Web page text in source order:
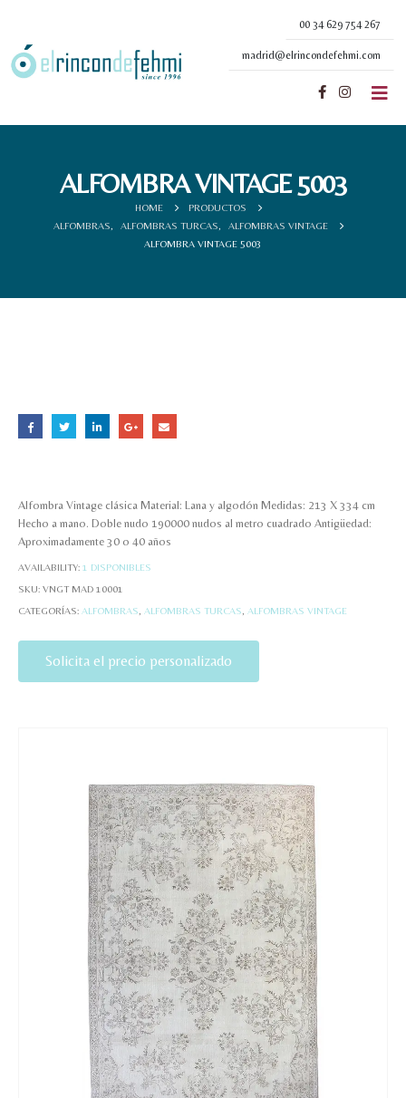
00 34 629 754 267
madrid@elrincondefehmi.com
ALFOMBRA VINTAGE 5003
HOME
PRODUCTOS
ALFOMBRAS
ALFOMBRAS TURCAS
ALFOMBRAS VINTAGE
ALFOMBRA VINTAGE 5003
Alfombra Vintage clásica Material: Lana y algodón Medidas: 213 X 334 cm
Hecho a mano. Doble nudo 190000 nudos al metro cuadrado Antigüedad:
Aproximadamente 30 o 40 años
AVAILABILITY: 1 DISPONIBLES
SKU: VNGT MAD 10001
CATEGORÍAS: ALFOMBRAS ALFOMBRAS TURCAS ALFOMBRAS VINTAGE
Solicita el precio personalizado